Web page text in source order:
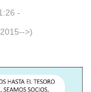
-
>)